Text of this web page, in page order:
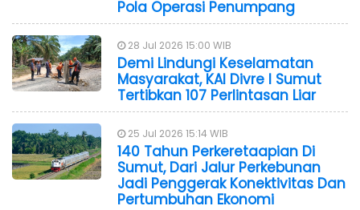
Pola Operasi Penumpang
28 Jul 2026 15:00 WIB
Demi Lindungi Keselamatan
Masyarakat, KAI Divre I Sumut
Tertibkan 107 Perlintasan Liar
25 Jul 2026 15:14 WIB
140 Tahun Perkeretaapian Di
Sumut, Dari Jalur Perkebunan
Jadi Penggerak Konektivitas Dan
Pertumbuhan Ekonomi